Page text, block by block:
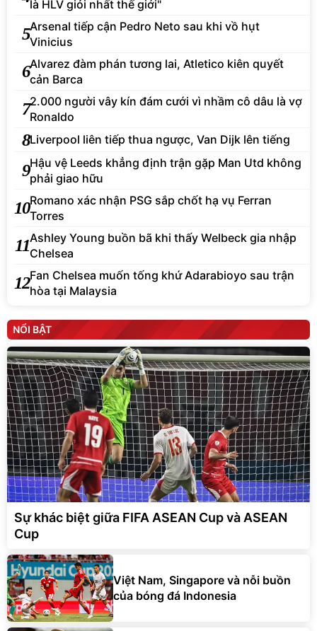
là HLV giỏi nhất thế giới"
5Arsenal tiếp cận Pedro Neto sau khi vồ hụt
Vinicius
6Alvarez đàm phán tương lai, Atletico kiên quyết
cản Barca
72.000 người vây kín đám cưới vì nhầm cô dâu là vợ
Ronaldo
8Liverpool liên tiếp thua ngược, Van Dijk lên tiếng
9Hậu vệ Leeds khẳng định trận gặp Man Utd không
phải giao hữu
10Romano xác nhận PSG sắp chốt hạ vụ Ferran
Torres
11Ashley Young buồn bã khi thấy Welbeck gia nhập
Chelsea
12Fan Chelsea muốn tống khứ Adarabioyo sau trận
hòa tại Malaysia
NỔI BẬT
Sự khác biệt giữa FIFA ASEAN Cup và ASEAN
Cup
Việt Nam, Singapore và nỗi buồn
của bóng đá Indonesia